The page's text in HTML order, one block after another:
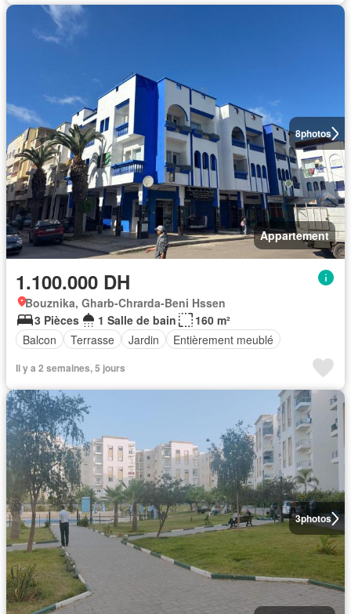
8photos
Appartement
1.100.000 DH
Bouznika, Gharb-Chrarda-Beni Hssen
3 Pièces
1 Salle de bain
160 m²
Balcon
Terrasse Jardin Entièrement meublé
Il y a 2 semaines, 5 jours
3photos